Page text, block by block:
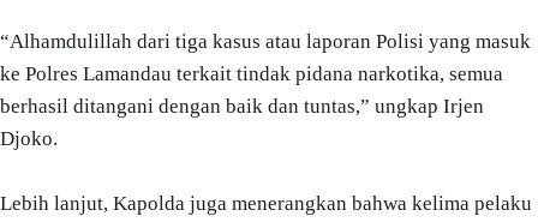
“Alhamdulillah dari tiga kasus atau laporan Polisi yang masuk
ke Polres Lamandau terkait tindak pidana narkotika, semua
berhasil ditangani dengan baik dan tuntas,” ungkap Irjen
Djoko.
Lebih lanjut, Kapolda juga menerangkan bahwa kelima pelaku